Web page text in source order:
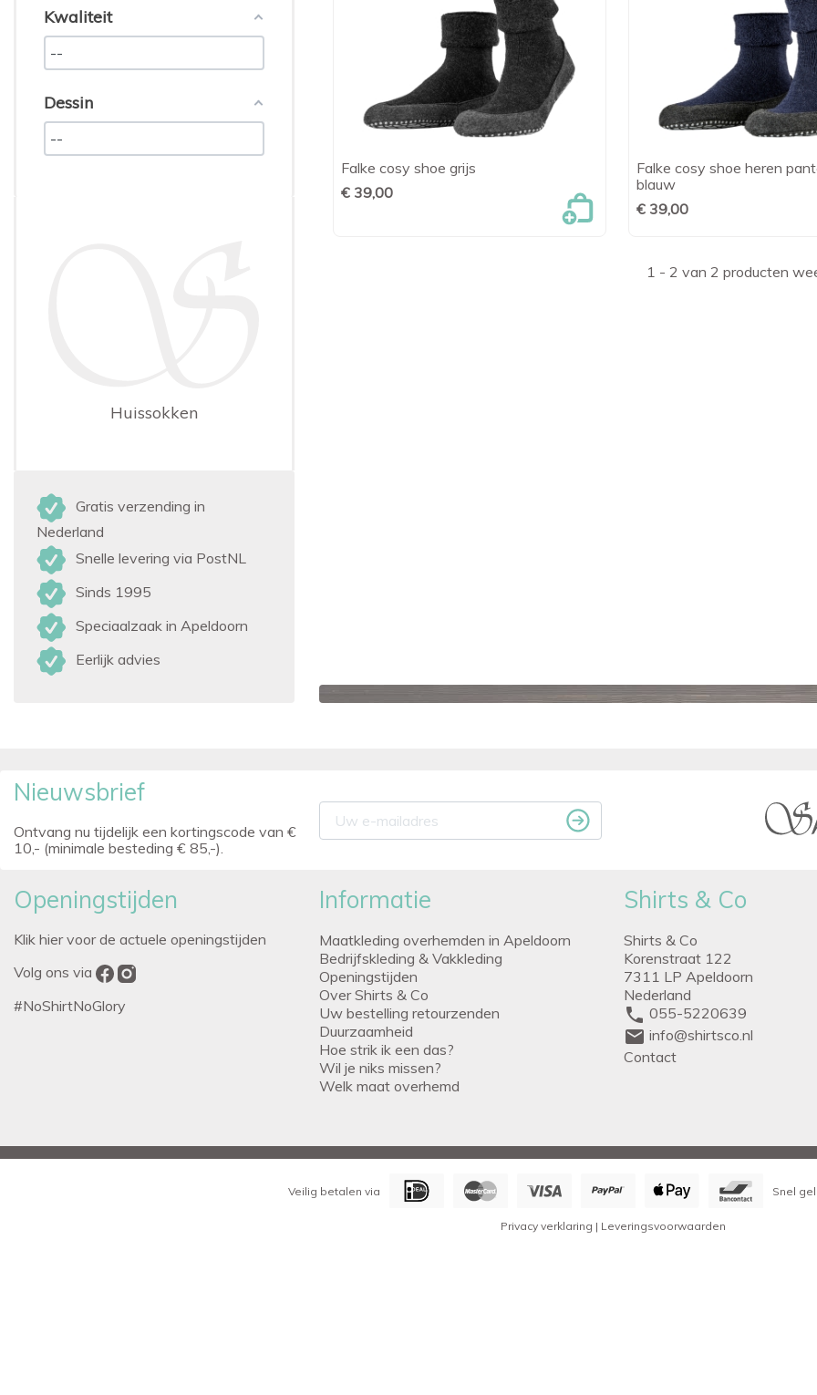
Kwaliteit
Dessin
Huissokken
Gratis verzending in
Nederland
Snelle levering via PostNL
Sinds 1995
Speciaalzaak in Apeldoorn
Eerlijk advies
 Snel bekijken
Falke cosy shoe grijs
€ 39,00
 Snel
Falke cosy shoe heren
blauw
€ 39,00
1 - 2 van 2 producten
Nieuwsbrief
Ontvang nu tijdelijk een kortingscode van €
10,- (minimale besteding € 85,-).
Openingstijden
Klik hier voor de actuele openingstijden
Volg ons via
#NoShirtNoGlory
Informatie
Maatkleding overhemden in Apeldoorn
Bedrijfskleding & Vakkleding
Openingstijden
Over Shirts & Co
Uw bestelling retourzenden
Duurzaamheid
Hoe strik ik een das?
Wil je niks missen?
Welk maat overhemd
Shirts & Co
Shirts & Co
Korenstraat 122
7311 LP Apeldoorn
Nederland
phone 055-5220639
mail info@shirtsco.nl
Contact
Veilig betalen via Snel
Privacy verklaring | Leveringsvoorwaarden